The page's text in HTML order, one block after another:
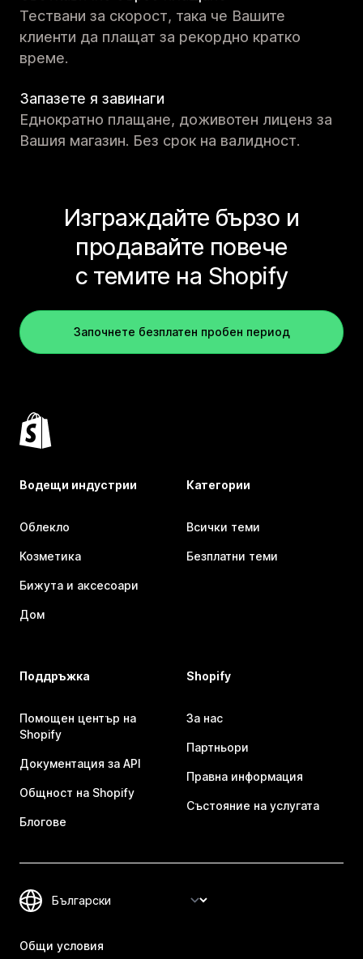
Тествани за скорост, така че Вашите
клиенти да плащат за рекордно кратко
време.
Запазете я завинаги
Еднократно плащане, доживотен лиценз за
Вашия магазин. Без срок на валидност.
Изграждайте бързо и
продавайте повече
с темите на Shopify
Започнете безплатен пробен период
Водещи индустрии
Облекло
Козметика
Бижута и аксесоари
Дом
Категории
Всички теми
Безплатни теми
Поддръжка
Помощен център на
Shopify
Документация за API
Общност на Shopify
Блогове
Shopify
За нас
Партньори
Правна информация
Състояние на услугата
Общи условия